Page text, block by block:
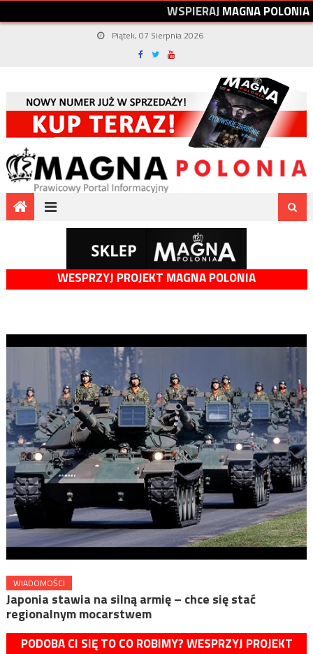
WSPIERAJMAGNAPOLONIA
Piątek, 07 Sierpnia 2026
WESPRZYJ PROJEKT MAGNA POLONIA
WIADOMOŚCI
Japonia stawia na silną armię – chce się stać
regionalnym mocarstwem
PODOBA CI SIĘ TO CO ROBIMY? WESPRZYJ PROJEKT